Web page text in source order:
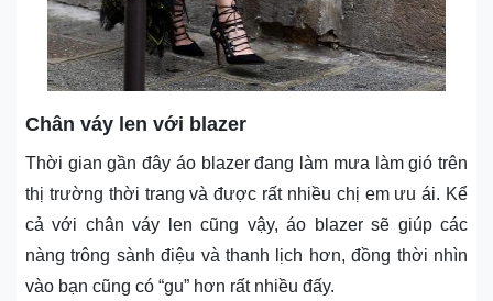
Chân váy len với blazer
Thời gian gần đây áo blazer đang làm mưa làm gió trên
thị trường thời trang và được rất nhiều chị em ưu ái. Kể
cả với chân váy len cũng vậy, áo blazer sẽ giúp các
nàng trông sành điệu và thanh lịch hơn, đồng thời nhìn
vào bạn cũng có “gu” hơn rất nhiều đấy.